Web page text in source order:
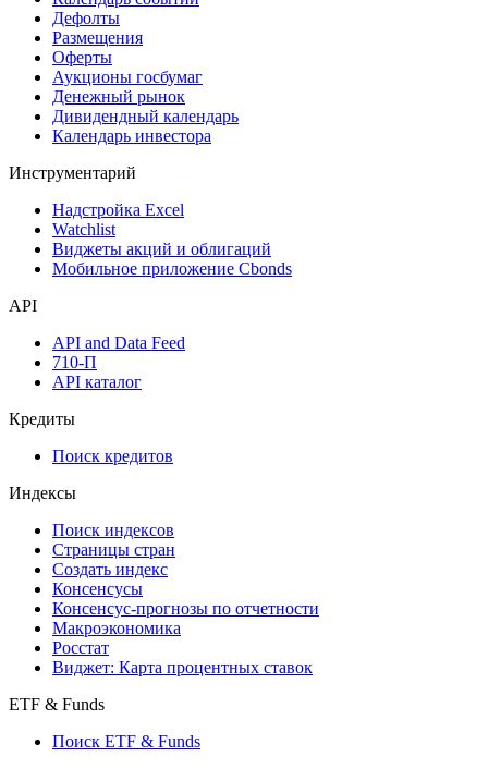
Дефолты
Размещения
Оферты
Аукционы госбумаг
Денежный рынок
Дивидендный календарь
Календарь инвестора
Инструментарий
Надстройка Excel
Watchlist
Виджеты акций и облигаций
Мобильное приложение Cbonds
API
API and Data Feed
710-П
API каталог
Кредиты
Поиск кредитов
Индексы
Поиск индексов
Страницы стран
Создать индекс
Консенсусы
Консенсус-прогнозы по отчетности
Макроэкономика
Росстат
Виджет: Карта процентных ставок
ETF & Funds
Поиск ETF & Funds